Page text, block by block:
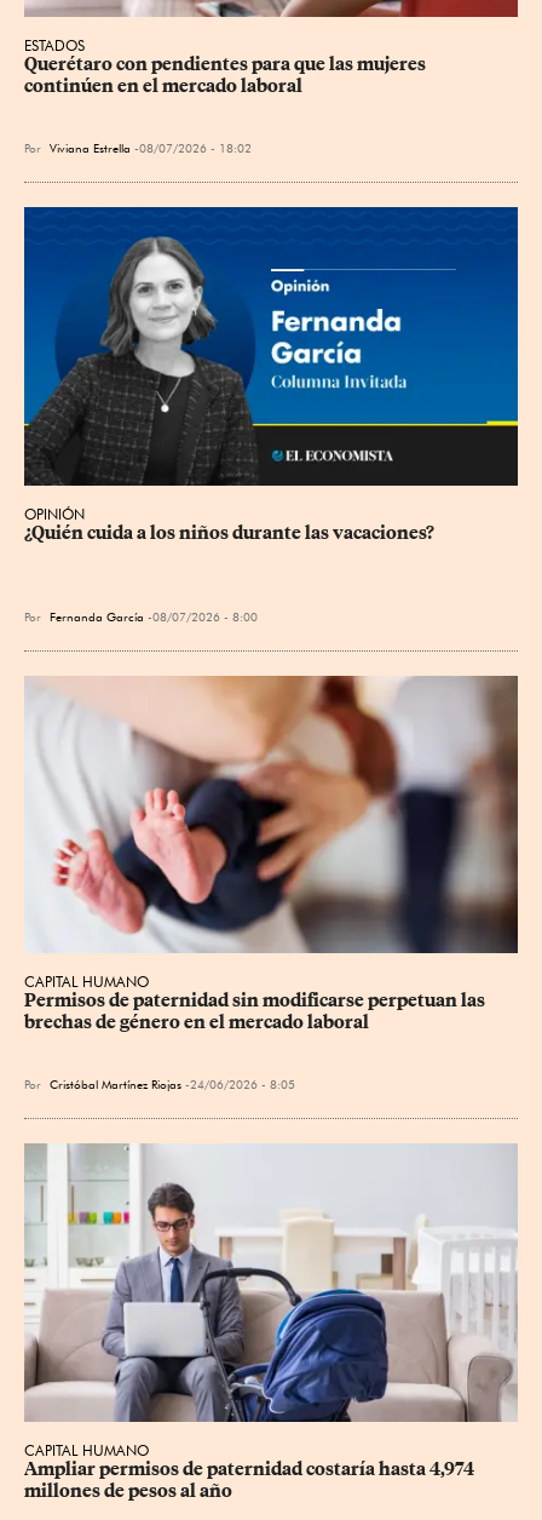
ESTADOS
Querétaro con pendientes para que las mujeres
continúen en el mercado laboral
Por Viviana Estrella 08/07/2026 - 18:02
OPINIÓN
¿Quién cuida a los niños durante las vacaciones?
Por Fernanda García 08/07/2026 - 8:00
CAPITAL HUMANO
Permisos de paternidad sin modificarse perpetuan las
brechas de género en el mercado laboral
Por Cristóbal Martínez Riojas 24/06/2026 - 8:05
CAPITAL HUMANO
Ampliar permisos de paternidad costaría hasta 4,974
millones de pesos al año